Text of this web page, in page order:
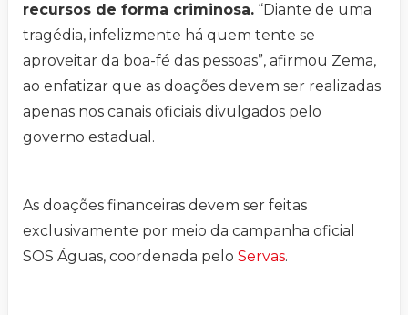
recursos de forma criminosa. “Diante de uma
tragédia, infelizmente há quem tente se
aproveitar da boa-fé das pessoas”, afirmou Zema,
ao enfatizar que as doações devem ser realizadas
apenas nos canais oficiais divulgados pelo
governo estadual.
As doações financeiras devem ser feitas
exclusivamente por meio da campanha oficial
SOS Águas, coordenada pelo Servas.